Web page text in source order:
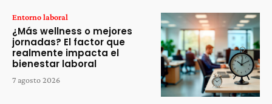
Entorno laboral
¿Más wellness o mejores
jornadas? El factor que
realmente impacta el
bienestar laboral
7 agosto 2026